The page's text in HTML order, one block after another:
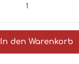
In den Warenkorb